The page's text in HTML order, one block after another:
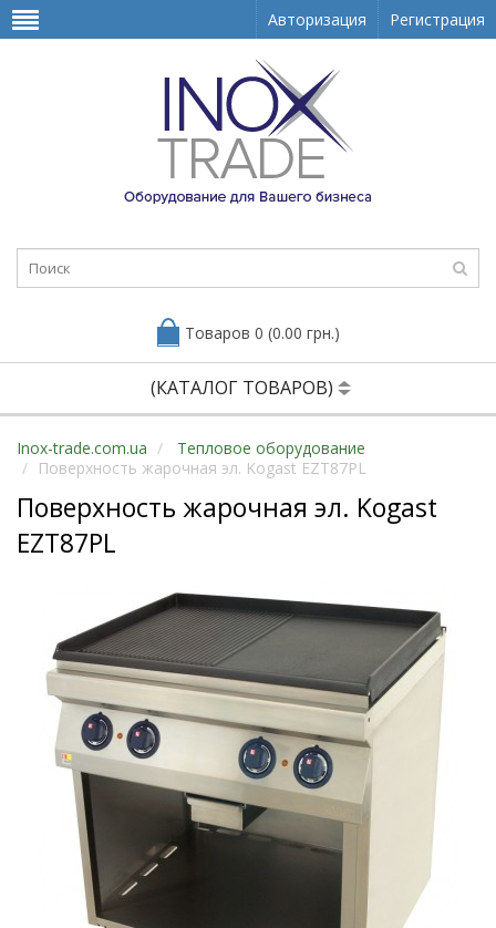
Авторизация Регистрация
Товаров 0 (0.00 грн.)
(КАТАЛОГ ТОВАРОВ)
Inox-trade.com.ua
Тепловое оборудование
Поверхность жарочная эл. Kogast EZT87PL
Поверхность жарочная эл. Kogast
EZT87PL